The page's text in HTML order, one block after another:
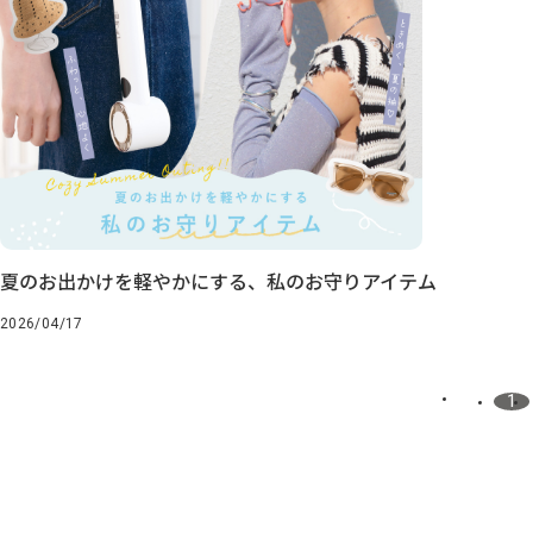
夏のお出かけを軽やかにする、私のお守りアイテム
2026/04/17
1